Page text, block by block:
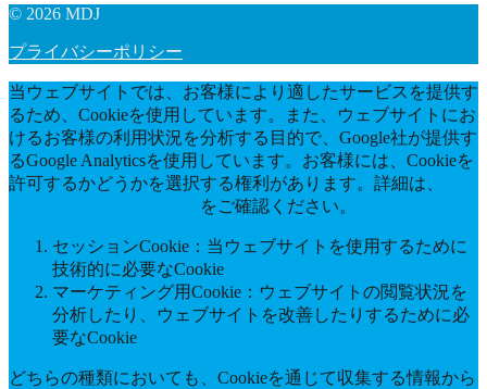
© 2026 MDJ
プライバシーポリシー
当ウェブサイトでは、お客様により適したサービスを提供す
るため、Cookieを使用しています。また、ウェブサイトにお
けるお客様の利用状況を分析する目的で、Google社が提供す
るGoogle Analyticsを使用しています。お客様には、Cookieを
許可するかどうかを選択する権利があります。詳細は、
をご確認ください。
セッションCookie：当ウェブサイトを使用するために
技術的に必要なCookie
マーケティング用Cookie：ウェブサイトの閲覧状況を
分析したり、ウェブサイトを改善したりするために必
要なCookie
どちらの種類においても、Cookieを通じて収集する情報から